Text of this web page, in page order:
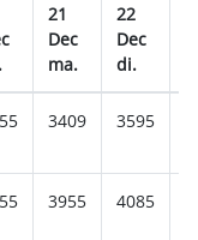
21
Dec
ma.
22
Dec
di.
3409 3595
3955 4085